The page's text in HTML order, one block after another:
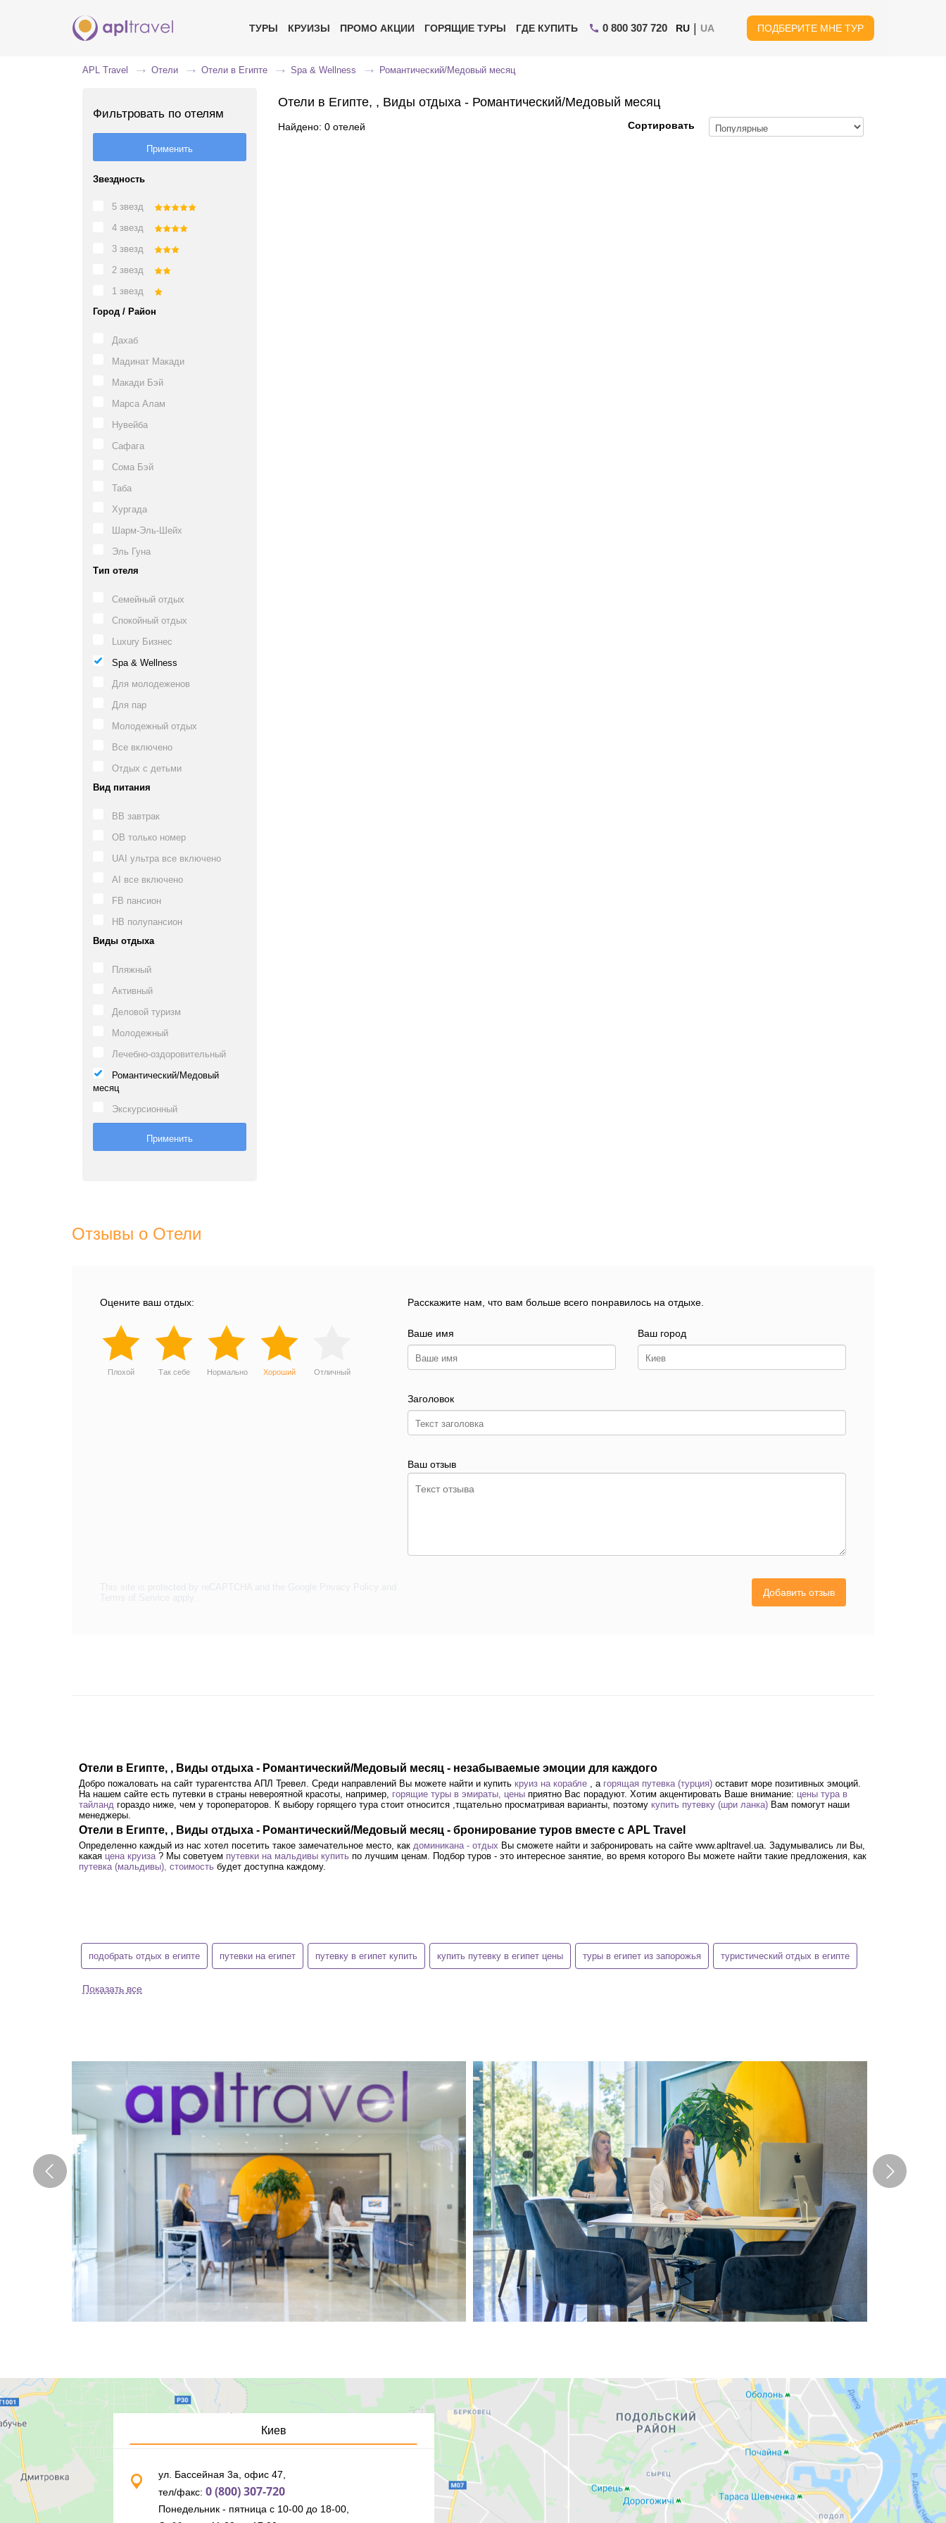
ТУРЫ КРУИЗЫ ПРОМО АКЦИИ ГОРЯЩИЕ ТУРЫ ГДЕ КУПИТЬ 0 800 307 720 RU | UA ПОДБЕРИТЕ МНЕ ТУР
APL Travel Отели Отели в Египте Spa & Wellness Романтический/Медовый месяц
Фильтровать по отелям
Звездность
5 звезд
4 звезд
3 звезд
2 звезд
1 звезд
Город / Район
Дахаб
Мадинат Макади
Макади Бэй
Марса Алам
Нувейба
Сафага
Сома Бэй
Таба
Хургада
Шарм-Эль-Шейх
Эль Гуна
Тип отеля
Семейный отдых
Спокойный отдых
Luxury Бизнес
Spa & Wellness
Для молодеженов
Для пар
Молодежный отдых
Все включено
Отдых с детьми
Вид питания
BB завтрак
OB только номер
UAI ультра все включено
AI все включено
FB пансион
HB полупансион
Виды отдыха
Пляжный
Активный
Деловой туризм
Молодежный
Лечебно-оздоровительный
Романтический/Медовый
месяц
Экскурсионный
Отели в Египте, , Виды отдыха - Романтический/Медовый месяц
Найдено: 0 отелей Сортировать
Отзывы о Отели
Оцените ваш отдых:
Плохой Так себе Нормально Хороший Отличный
Расскажите нам, что вам больше всего понравилось на отдыхе.
Ваше имя Ваш город
Заголовок
Ваш отзыв
Добавить отзыв
Отели в Египте, , Виды отдыха - Романтический/Медовый месяц - незабываемые эмоции для каждого
Добро пожаловать на сайт турагентства АПЛ Тревел. Среди направлений Вы можете найти и купить круиз на корабле , а горящая путевка (турция) оставит море позитивных эмоций.
На нашем сайте есть путевки в страны невероятной красоты, например, горящие туры в эмираты, цены приятно Вас порадуют. Хотим акцентировать Ваше внимание: цены тура в
тайланд гораздо ниже, чем у тороператоров. К выбору горящего тура стоит относится ,тщательно просматривая варианты, поэтому купить путевку (шри ланка) Вам помогут наши
менеджеры.
Отели в Египте, , Виды отдыха - Романтический/Медовый месяц - бронирование туров вместе с APL Travel
Определенно каждый из нас хотел посетить такое замечательное место, как доминикана - отдых Вы сможете найти и забронировать на сайте www.apltravel.ua. Задумывались ли Вы,
какая цена круиза? Мы советуем путевки на мальдивы купить по лучшим ценам. Подбор туров - это интересное занятие, во время которого Вы можете найти такие предложения, как
путевка (мальдивы), стоимость будет доступна каждому.
подобрать отдых в египте путевки на египет путевку в египет купить купить путевку в египет цены туры в египет из запорожья туристический отдых в египте
Показать все
Киев
ул. Бассейная 3а, офис 47,
тел/факс: 0 (800) 307-720
Понедельник - пятница с 10-00 до 18-00,